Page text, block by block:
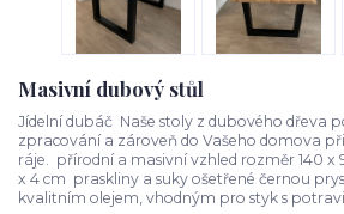
Masivní dubový stůl
Jídelní dubáč Naše stoly z dubového dřeva
zpracování a zároveň do Vašeho domova
ráje. přírodní a masivní vzhled rozměr 140 x
x 4 cm praskliny a suky ošetřené černou
kvalitním olejem, vhodným pro styk s